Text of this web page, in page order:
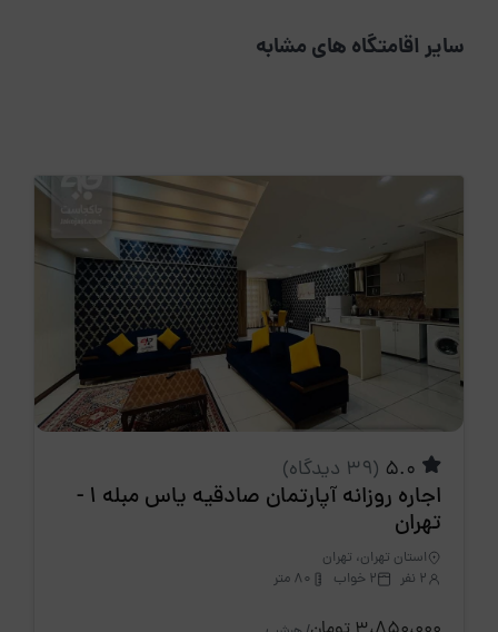
سایر اقامتگاه های مشابه
(39 دیدگاه)
اجاره روزانه آپارتمان صادقیه یاس مبله 1 -
تهران
استان تهران، تهران
2 نفر
2 خواب 80 متر